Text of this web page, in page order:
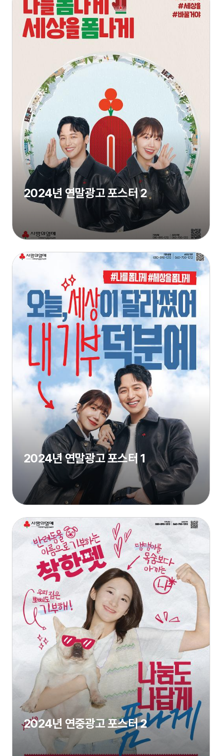
2024년 연말광고 포스터 2
2024년 연말광고 포스터 1
2024년 연중광고 포스터 2